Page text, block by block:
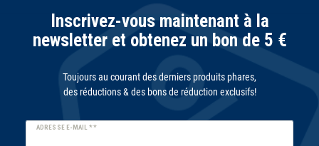
Inscrivez-vous maintenant à la
newsletter et obtenez un bon de 5 €
Toujours au courant des derniers produits phares,
des réductions & des bons de réduction exclusifs!
ADRESSE E-MAIL **
Ceres::Template.newsletterHoneypotLabel